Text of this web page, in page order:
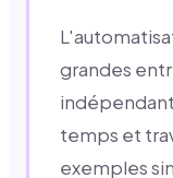
grandes
indépendant
temps et
exemples